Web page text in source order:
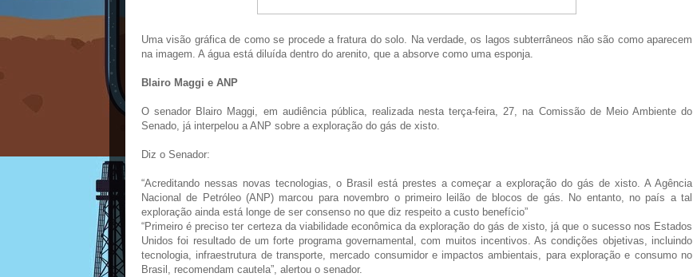
Uma visão gráfica de como se procede a fratura do solo. Na verdade, os lagos subterrâneos não são como aparecem
na imagem. A água está diluída dentro do arenito, que a absorve como uma esponja.
Blairo Maggi e ANP
O senador Blairo Maggi, em audiência pública, realizada nesta terça-feira, 27, na Comissão de Meio Ambiente do
Senado, já interpelou a ANP sobre a exploração do gás de xisto.
Diz o Senador:
“Acreditando nessas novas tecnologias, o Brasil está prestes a começar a exploração do gás de xisto. A Agência
Nacional de Petróleo (ANP) marcou para novembro o primeiro leilão de blocos de gás. No entanto, no país a tal
exploração ainda está longe de ser consenso no que diz respeito a custo benefício”
“Primeiro é preciso ter certeza da viabilidade econômica da exploração do gás de xisto, já que o sucesso nos Estados
Unidos foi resultado de um forte programa governamental, com muitos incentivos. As condições objetivas, incluindo
tecnologia, infraestrutura de transporte, mercado consumidor e impactos ambientais, para exploração e consumo no
Brasil, recomendam cautela”, alertou o senador.